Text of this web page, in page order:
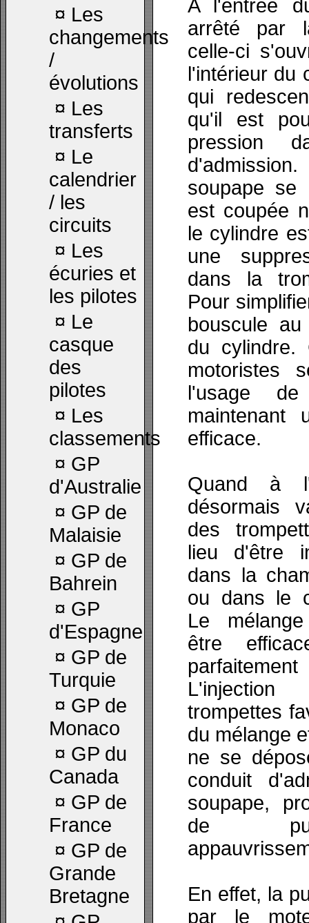
¤ Les
changements
/
évolutions
¤ Les
transferts
¤ Le
calendrier
/ les
circuits
¤ Les
écuries et
les pilotes
¤ Le
casque
des
pilotes
¤ Les
classements
¤ GP
d'Australie
¤ GP de
Malaisie
¤ GP de
Bahrein
¤ GP
d'Espagne
¤ GP de
Turquie
¤ GP de
Monaco
¤ GP du
Canada
¤ GP de
France
¤ GP de
Grande
Bretagne
A l'entrée
arrêté par
celle-ci
l'intérieur du
qui
qu'il est
pression
soupape se
est coupée
le cylindre
une
dans la
Pour
bouscule
du cylindre.
motoristes
l'usage
maintenant
efficace.
Quand à
désormais
des
lieu d'être
dans la
ou dans le
Le
être
trompettes
du mélange
ne se
conduit
soupape,
de
En effet, la
par le